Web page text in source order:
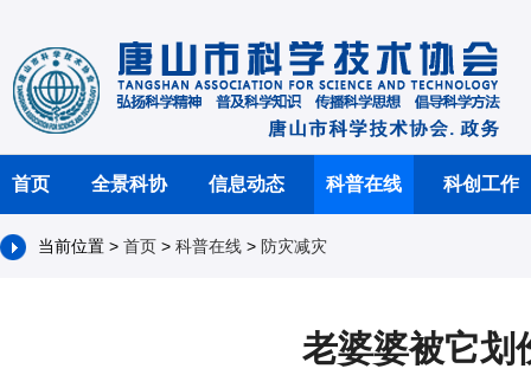
首页 全景科协 信息动态 科普在线 科创工作
当前位置 > 首页 > 科普在线 > 防灾减灾
老婆婆被它划